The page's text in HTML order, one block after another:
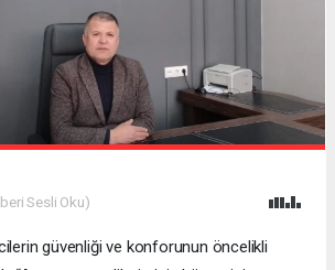
Sesli Oku)
güvenliği ve konforunun öncelikli